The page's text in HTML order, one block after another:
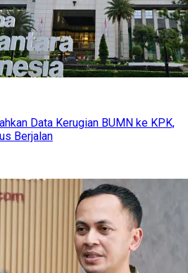
Data Kerugian BUMN ke KPK,
Berjalan